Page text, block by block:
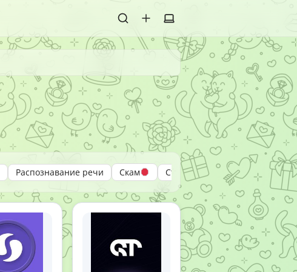
Распознавание речи Скам Ставки Стейкинг